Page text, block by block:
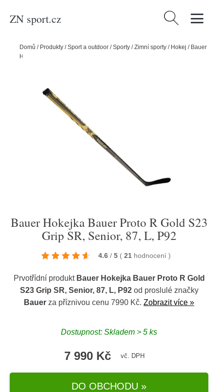
ZN sport.cz Vyhledávání
Domů / Produkty /Sport a outdoor /Sporty /Zimní sporty / Hokej / Bauer
Hokejka Bauer Proto R Gold S23 Grip SR, Senior, 87, L, P92
Bauer Hokejka Bauer Proto R Gold S23
Grip SR, Senior, 87, L, P92
4.6 / 5 ( 21 hodnocení )
Prvotřídní produkt Bauer Hokejka Bauer Proto R Gold
S23 Grip SR, Senior, 87, L, P92od proslulé značky
Bauer za příznivou cenu 7990 Kč. Zobrazit více »
Dostupnost: Skladem > 5 ks
7 990 Kč vč. DPH
DO OBCHODU »